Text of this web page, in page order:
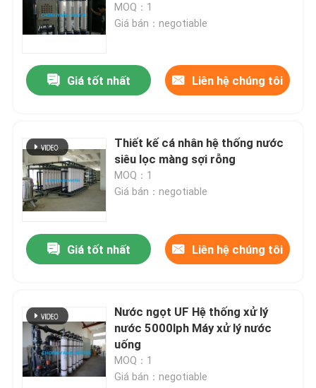
MOQ：1
Giá bán：negotiable
Giá tốt nhất Liên hệ chúng tôi
Thiết kế cá nhân hệ thống nước
siêu lọc màng sợi rỗng
MOQ：1
Giá bán：negotiable
Giá tốt nhất Liên hệ chúng tôi
Nước ngọt UF Hệ thống xử lý
nước 5000lph Máy xử lý nước
uống
MOQ：1
Giá bán：negotiable